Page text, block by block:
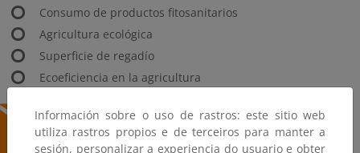
Consumo de productos fitosanitarios
Agricultura ecológica
Superficie de regadío
Ecoeficiencia en la agricultura
Información sobre o uso de rastros: este sitio web
utiliza rastros propios e de terceiros para manter a
sesión, personalizar a experiencia do usuario e obter